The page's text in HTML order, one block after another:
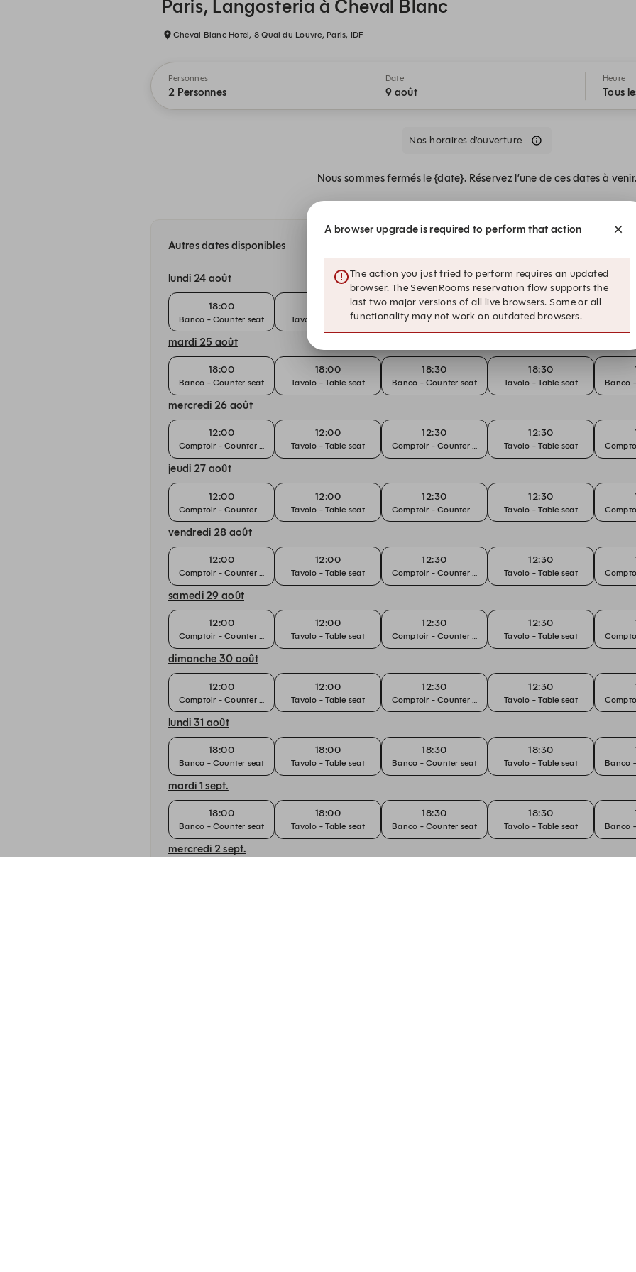
Paris, Langosteria à Cheval Blanc
Cheval Blanc Hotel, 8 Quai du Louvre, Paris, IDF
Personnes
2 Personnes
Date
9 août
Heure
Tous
Nos horaires d’ouverture
Nous sommes fermés le {date}. Réservez l’une de ces dates à venir.
Autres dates disponibles
lundi 24 août
18:00
Banco - Counter seat Tavolo - Table seat
18:30
Banco - Counter seat
18:30
Tavolo - Table seat
mardi 25 août
18:00
Banco - Counter seat
18:00
Tavolo - Table seat
18:30
Banco - Counter seat
18:30
Tavolo - Table seat Banco
mercredi 26 août
12:00
Comptoir - Counter seat
12:00
Tavolo - Table seat
12:30
Comptoir - Counter seat
12:30
Tavolo - Table seat
jeudi 27 août
12:00
Comptoir - Counter seat
12:00
Tavolo - Table seat
12:30
Comptoir - Counter seat
12:30
Tavolo - Table seat
vendredi 28 août
12:00
Comptoir - Counter seat
12:00
Tavolo - Table seat
12:30
Comptoir - Counter seat
12:30
Tavolo - Table seat
samedi 29 août
12:00
Comptoir - Counter seat
12:00
Tavolo - Table seat
12:30
Comptoir - Counter seat
12:30
Tavolo - Table seat
dimanche 30 août
12:00
Comptoir - Counter seat
12:00
Tavolo - Table seat
12:30
Comptoir - Counter seat
12:30
Tavolo - Table seat
lundi 31 août
18:00
Banco - Counter seat
18:00
Tavolo - Table seat
18:30
Banco - Counter seat
18:30
Tavolo - Table seat Banco
mardi 1 sept.
18:00
Banco - Counter seat
18:00
Tavolo - Table seat
18:30
Banco - Counter seat
18:30
Tavolo - Table seat Banco
mercredi 2 sept.
A browser upgrade is required to perform that action
The action you just tried to perform requires an updated
browser. The SevenRooms reservation flow supports the
last two major versions of all live browsers. Some or all
functionality may not work on outdated browsers.